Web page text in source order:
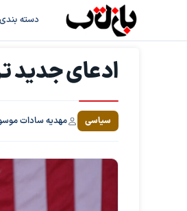
دسته
ادعای جدید
سیاسی مهدیه سادات